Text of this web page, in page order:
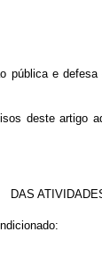
pública e
deste artigo
DAS